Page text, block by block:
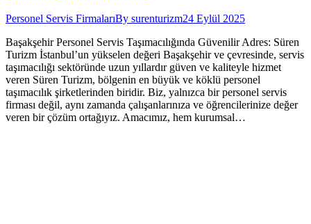
Personel Servis FirmalarıBy surenturizm24 Eylül 2025
Başakşehir Personel Servis Taşımacılığında Güvenilir Adres: Süren
Turizm İstanbul’un yükselen değeri Başakşehir ve çevresinde, servis
taşımacılığı sektöründe uzun yıllardır güven ve kaliteyle hizmet
veren Süren Turizm, bölgenin en büyük ve köklü personel
taşımacılık şirketlerinden biridir. Biz, yalnızca bir personel servis
firması değil, aynı zamanda çalışanlarınıza ve öğrencilerinize değer
veren bir çözüm ortağıyız. Amacımız, hem kurumsal…